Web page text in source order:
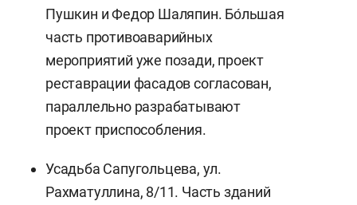
Пушкин и Федор Шаляпин. Бо́льшая
часть противоаварийных
мероприятий уже позади, проект
реставрации фасадов согласован,
параллельно разрабатывают
проект приспособления.
Усадьба Сапугольцева, ул.
Рахматуллина, 8/11. Часть зданий